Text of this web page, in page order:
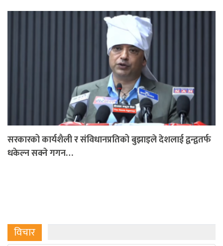
सरकारको कार्यशैली र संविधानप्रतिको बुझाइले देशलाई द्वन्द्वतर्फ
धकेल्न सक्ने गगन…
विचार